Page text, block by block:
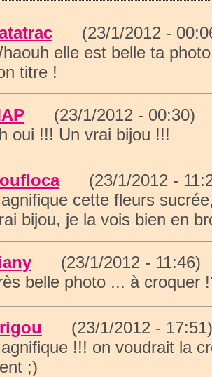
(23/1/2012 -
elle est belle ta
titre !
(23/1/2012 -
oui !!! Un vrai bijou !!!
(23/1/2012 -
cette fleurs
bijou, je la vois bien en
(23/1/2012 -
belle photo ... à croquer
(23/1/2012 -
!!! on voudrait la
;)